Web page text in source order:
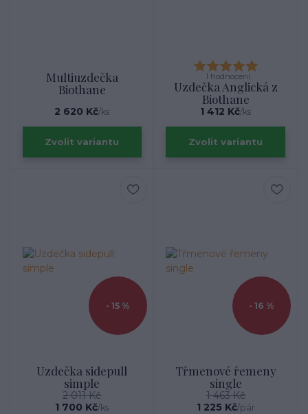
Multiuzdečka
Biothane
2 620 Kč/ks
Zvolit variantu
1 hodnocení
Uzdečka Anglická z
Biothane
1 412 Kč/ks
Zvolit variantu
- 15 %
Uzdečka sidepull
simple
2 011 Kč
1 700 Kč/ks
- 16 %
Třmenové řemeny
single
1 463 Kč
1 225 Kč/pár